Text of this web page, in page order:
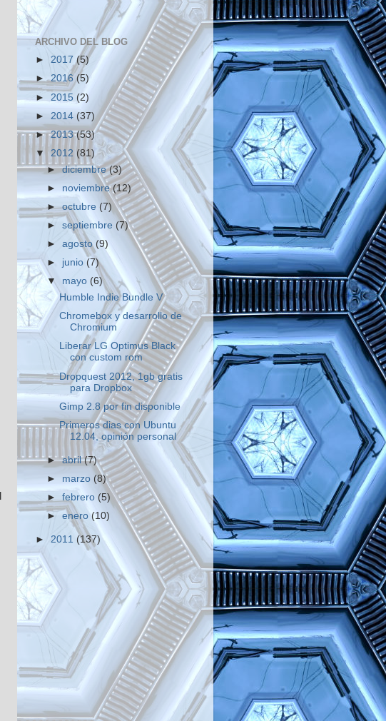
ARCHIVO DEL BLOG
► 2017(5)
►2016(5)
► 2015 (2)
► 2014 (37)
►2013(53)
▼ 2012 (81)
►diciembre(3)
► noviembre(12)
►octubre (7)
►septiembre (7)
►agosto (9)
► junio(7)
▼ mayo (6)
Humble Indie Bundle V
Chromebox y desarrollo de
Chromium
Liberar LG Optimus Black
con custom rom
Dropquest 2012, 1gb gratis
para Dropbox
Gimp 2.8 por fin disponible
Primeros dias con Ubuntu
12.04, opinión personal
►abril(7)
► marzo (8)
►febrero (5)
►enero(10)
► 2011 (137)